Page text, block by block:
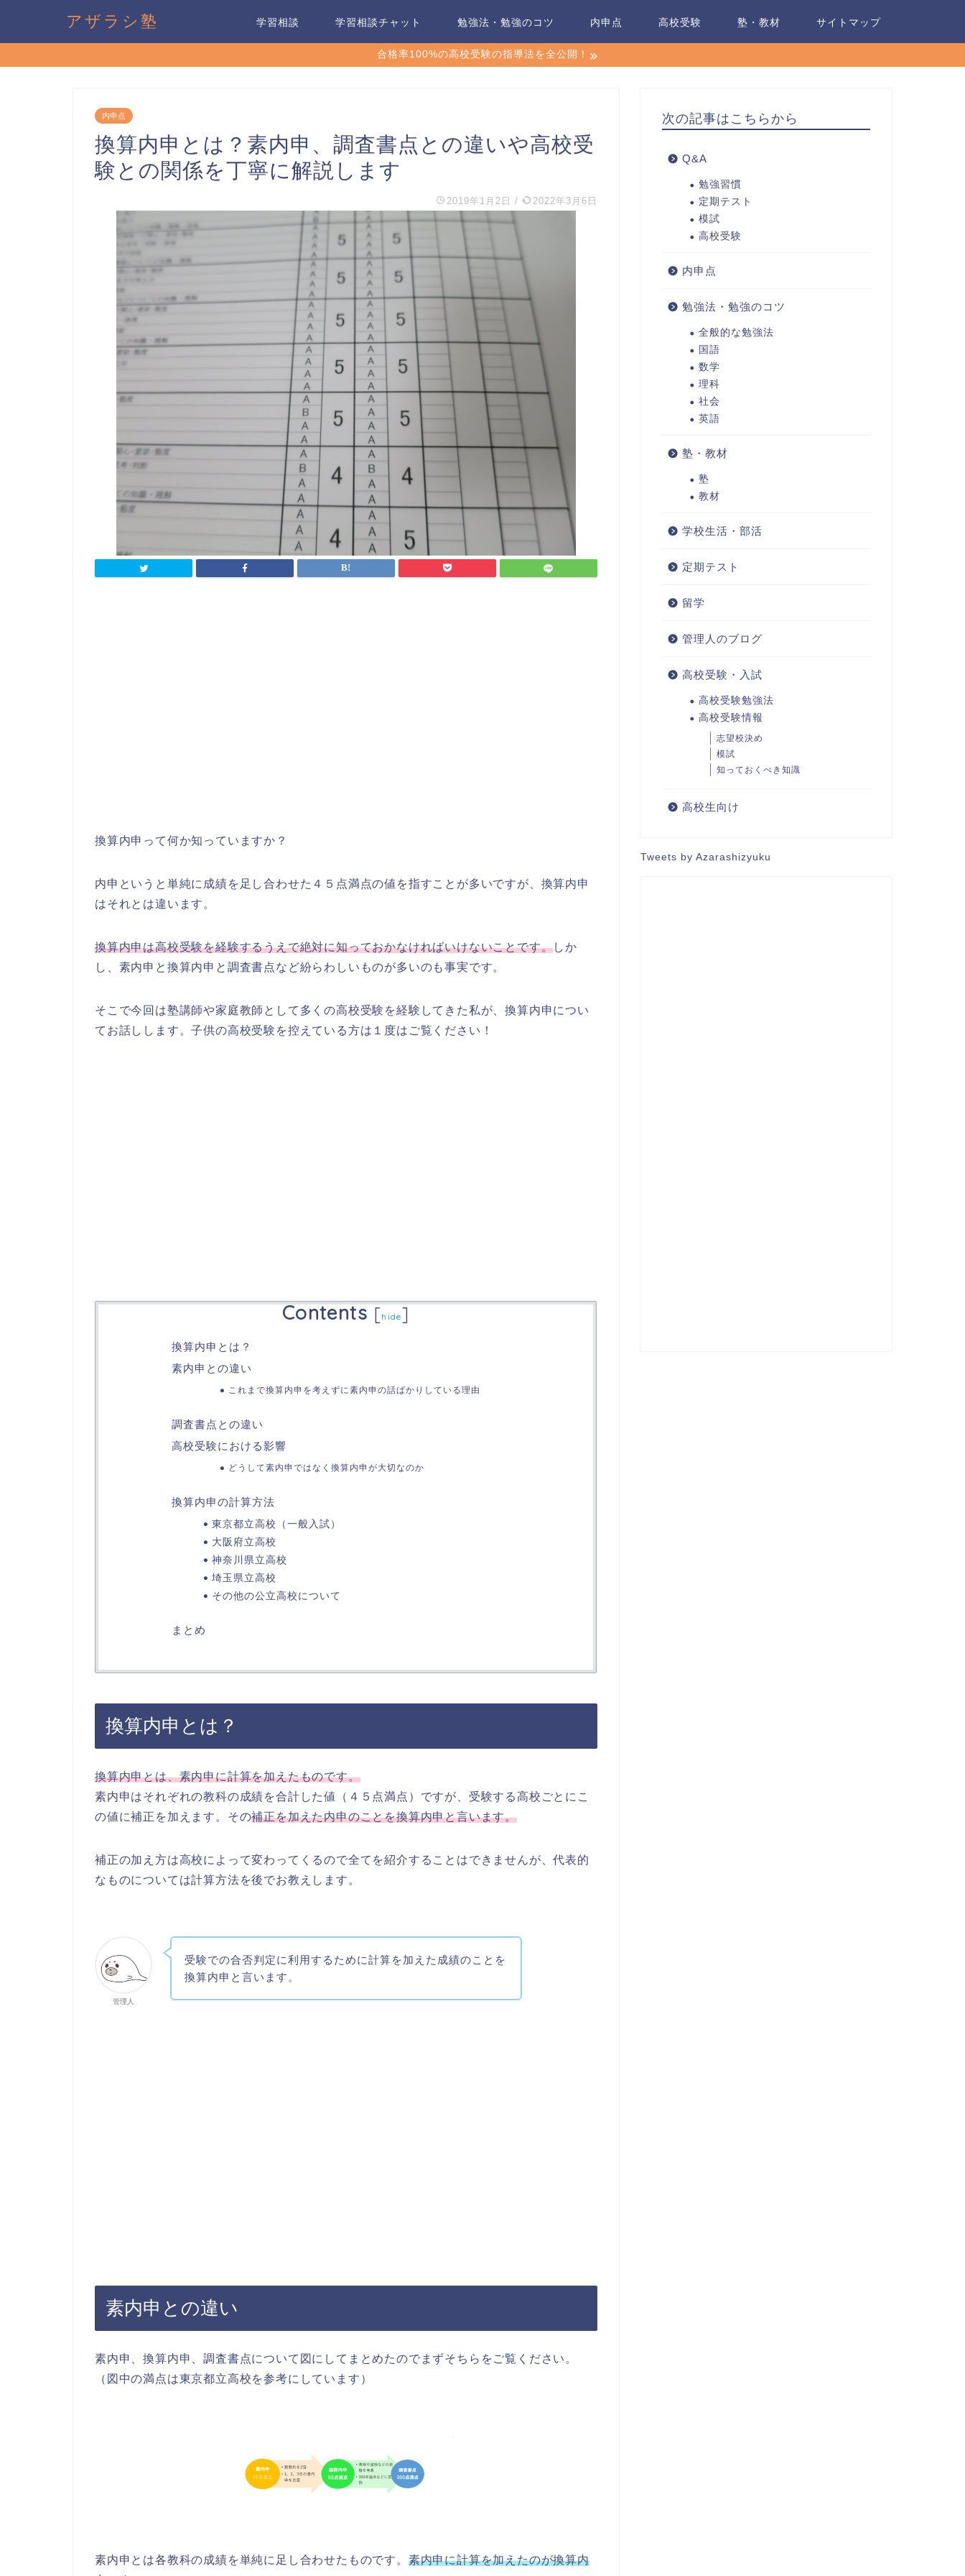
アザラシ塾 学習相談 学習相談チャット 勉強法・勉強のコツ 内申点 高校受験 塾・教材 サイトマップ
合格率100%の高校受験の指導法を全公開！
内申点
換算内申とは？素内申、調査書点との違いや高校受
験との関係を丁寧に解説します
2019年1月2日 / 2022年3月6日
換算内申って何か知っていますか？
内申というと単純に成績を足し合わせた４５点満点の値を指すことが多いですが、換算内申
はそれとは違います。
換算内申は高校受験を経験するうえで絶対に知っておかなければいけないことです。しか
し、素内申と換算内申と調査書点など紛らわしいものが多いのも事実です。
そこで今回は塾講師や家庭教師として多くの高校受験を経験してきた私が、換算内申につい
てお話しします。子供の高校受験を控えている方は１度はご覧ください！
Contents [hide]
換算内申とは？
素内申との違い
これまで換算内申を考えずに素内申の話ばかりしている理由
調査書点との違い
高校受験における影響
どうして素内申ではなく換算内申が大切なのか
換算内申の計算方法
東京都立高校（一般入試）
大阪府立高校
神奈川県立高校
埼玉県立高校
その他の公立高校について
まとめ
換算内申とは？
換算内申とは、素内申に計算を加えたものです。
素内申はそれぞれの教科の成績を合計した値（４５点満点）ですが、受験する高校ごとにこ
の値に補正を加えます。その補正を加えた内申のことを換算内申と言います。
補正の加え方は高校によって変わってくるので全てを紹介することはできませんが、代表的
なものについては計算方法を後でお教えします。
管理人
受験での合否判定に利用するために計算を加えた成績のことを
換算内申と言います。
素内申との違い
素内申、換算内申、調査書点について図にしてまとめたのでまずそちらをご覧ください。
（図中の満点は東京都立高校を参考にしています）
素内申とは各教科の成績を単純に足し合わせたものです。 素内申に計算を加えたのが換算内
次の記事はこちらから
Q&A
勉強習慣
定期テスト
模試
高校受験
内申点
勉強法・勉強のコツ
全般的な勉強法
国語
数学
理科
社会
英語
塾・教材
塾
教材
学校生活・部活
定期テスト
留学
管理人のブログ
高校受験・入試
高校受験勉強法
高校受験情報
志望校決め
模試
知っておくべき知識
高校生向け
Tweets by Azarashizyuku